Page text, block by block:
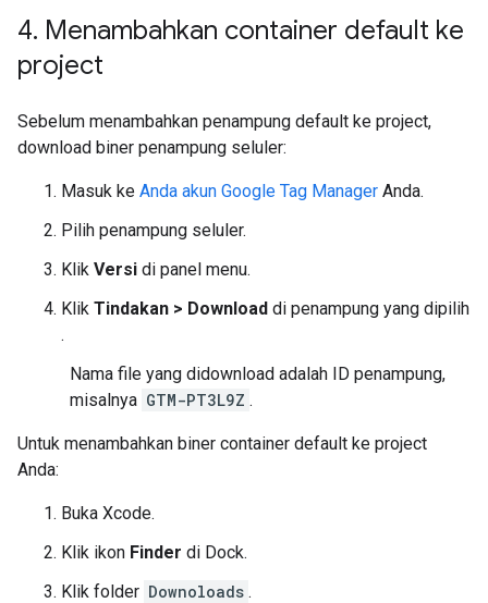
4. Menambahkan container default ke
project
Sebelum menambahkan penampung default ke project,
download biner penampung seluler:
Masuk ke Anda akun Google Tag Manager Anda.
Pilih penampung seluler.
Klik Versi di panel menu.
Klik Tindakan > Download di penampung yang dipilih
.
Nama file yang didownload adalah ID penampung,
misalnya GTM-PT3L9Z .
Untuk menambahkan biner container default ke project
Anda:
Buka Xcode.
Klik ikon Finder di Dock.
Klik folder Downoloads .